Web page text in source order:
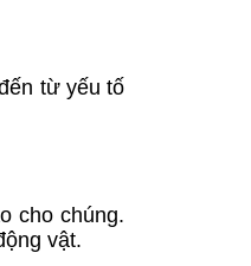
từ yếu tố
cho chúng.
vật.